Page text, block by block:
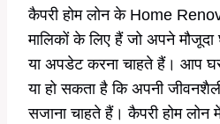
कैपरी होम लोन के Home
मालिकों के लिए हैं जो अपने
या अपडेट करना चाहते हैं। आप घर
या हो सकता है कि अपनी
सजाना चाहते हैं। कैपरी होम